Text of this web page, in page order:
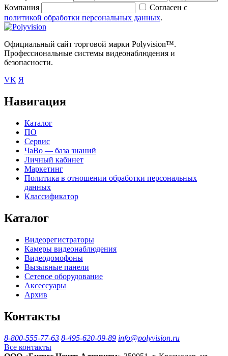
Компания
Согласен с
политикой обработки персональных данных.
Официальный сайт торговой марки Polyvision™.
Профессиональные системы видеонаблюдения и
безопасности.
VK Я
Навигация
Каталог
ПО
Сервис
ЧаВо — база знаний
Личный кабинет
Маркетинг
Политика в отношении обработки персональных
данных
Классификатор
Каталог
Видеорегистраторы
Камеры видеонаблюдения
Видеодомофоны
Вызывные панели
Сетевое оборудование
Аксессуары
Архив
Контакты
8-800-555-77-63 8-495-620-09-89 info@polyvision.ru
Все контакты